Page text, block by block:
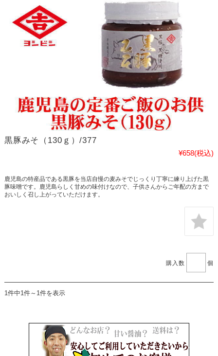
黒豚みそ（130ｇ）/377
¥658(税込)
鹿児島の特産品である黒豚を当店自慢の麦みそでじっくり丁寧に練り上げた黒
豚味噌です。鹿児島らしく甘めの味付けなので、子供さんからご年配の方まで
おいしく召し上がっていただけます。
購入数 個
1件中1件～1件を表示